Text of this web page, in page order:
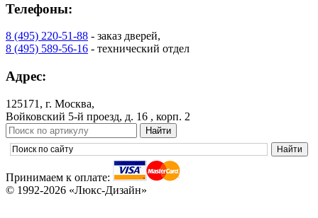
Телефоны:
8 (495) 220-51-88 - заказ дверей,
8 (495) 589-56-16 - технический отдел
Адрес:
125171, г. Москва,
Войковский 5-й проезд, д. 16 , корп. 2
Принимаем к оплате:
© 1992-2026 «Люкс-Дизайн»